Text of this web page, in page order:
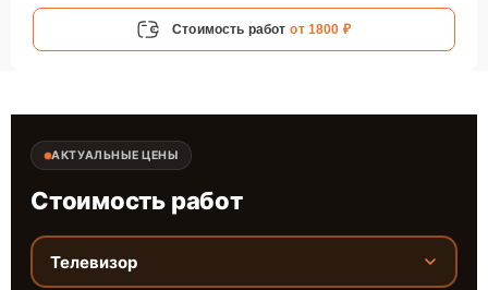
Стоимость работ от 1800 ₽
АКТУАЛЬНЫЕ ЦЕНЫ
Стоимость работ
Телевизор